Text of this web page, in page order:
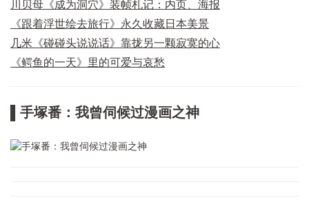
川贝母《成为洞穴》装帧札记：内页、海报
《跟着浮世绘去旅行》永久收藏日本美景
几米《碰碰头说说话》靠拢另一颗寂寞的心
《鳄鱼的一天》里的可爱与哀愁
▌手塚番：我曾伺候过漫画之神